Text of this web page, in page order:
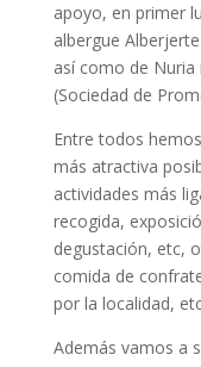
apoyo, en primer
albergue
así como de Nuria
(Sociedad de
Entre todos
más atractiva
actividades más
recogida,
degustación, etc,
comida de
por la localidad,
Además vamos a